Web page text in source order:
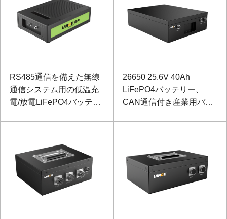
RS485通信を備えた無線
通信システム用の低温充
電/放電LiFePO4バッテリ
26650 25.6V 40Ah
LiFePO4バッテリー、
CAN通信付き産業用バッ